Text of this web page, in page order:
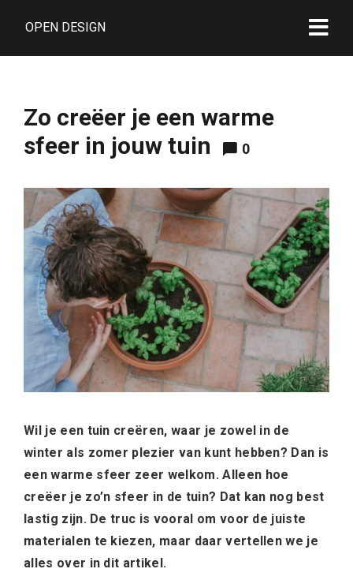
OPEN DESIGN
Zo creëer je een warme
sfeer in jouw tuin
0
Wil je een tuin creëren, waar je zowel in de
winter als zomer plezier van kunt hebben? Dan is
een warme sfeer zeer welkom. Alleen hoe
creëer je zo’n sfeer in de tuin? Dat kan nog best
lastig zijn. De truc is vooral om voor de juiste
materialen te kiezen, maar daar vertellen we je
alles over in dit artikel.